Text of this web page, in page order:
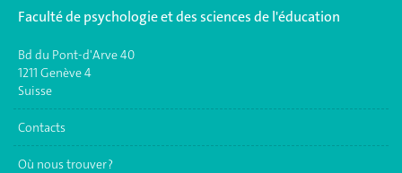
Faculté de psychologie et des sciences de l'éducation
Bd du Pont-d'Arve 40
1211 Genève 4
Suisse
Contacts
Où nous trouver ?